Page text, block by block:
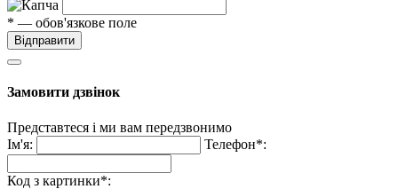
* — обов'язкове поле
Відправити
Замовити дзвінок
Представтеся і ми вам передзвонимо
Ім'я:
Телефон*:
Код з картинки*: